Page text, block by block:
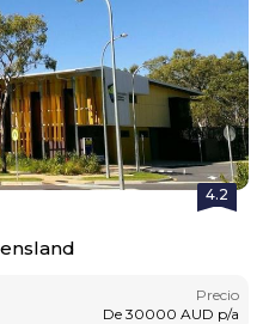
4.2
Precio
De 30000 AUD p/a